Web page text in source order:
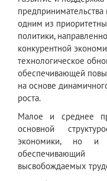
предпринимательства
одним из
политики,
конкурентной
технологическое
обеспечивающей
на основе
роста.
Малое и среднее
основной
экономики, но и
обеспечивающий
высвобождаемых